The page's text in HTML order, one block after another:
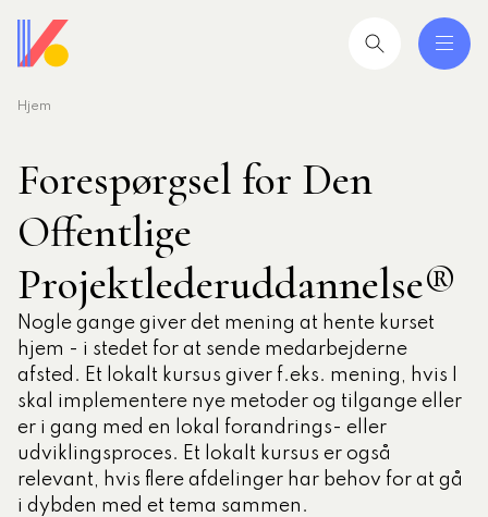
Hjem
Forespørgsel for Den
Offentlige
Projektlederuddannelse®
Nogle gange giver det mening at hente kurset
hjem - i stedet for at sende medarbejderne
afsted. Et lokalt kursus giver f.eks. mening, hvis I
skal implementere nye metoder og tilgange eller
er i gang med en lokal forandrings- eller
udviklingsproces. Et lokalt kursus er også
relevant, hvis flere afdelinger har behov for at gå
i dybden med et tema sammen.
artikler
Ledere der lykkes